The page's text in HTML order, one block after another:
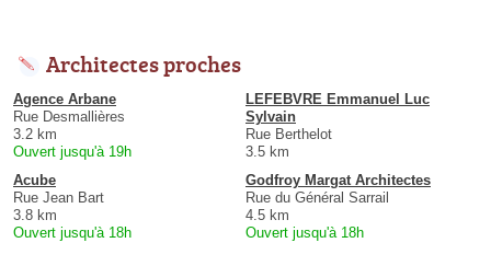
Architectes proches
Agence Arbane
Rue Desmallières
3.2 km
Ouvert jusqu'à 19h
LEFEBVRE Emmanuel Luc
Sylvain
Rue Berthelot
3.5 km
Acube
Rue Jean Bart
3.8 km
Ouvert jusqu'à 18h
Godfroy Margat Architectes
Rue du Général Sarrail
4.5 km
Ouvert jusqu'à 18h